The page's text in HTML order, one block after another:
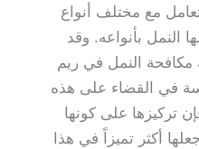
مع مختلف أنواع
النمل بأنواعه. وقد
مكافحة النمل في ريم
في القضاء على هذه
تركيزها على كونها
أكثر تميزاً في هذا